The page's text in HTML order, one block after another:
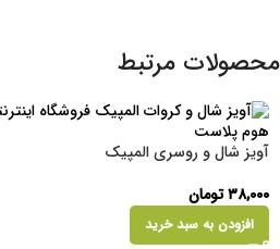
محصولات مرتبط
آویز شال و روسری المپیک
۳۸,۰۰۰تومان
افزودن به سبد خرید